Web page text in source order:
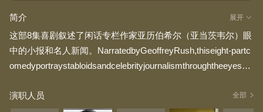
简介 展开
这部8集喜剧叙述了闲话专栏作家亚历伯希尔（亚当茨韦尔）眼
中的小报和名人新闻。NarratedbyGeoffreyRush,thiseight-partc
omedyportraystabloidsandcelebrityjournalismthroughtheeyesoft
演职人员
全部